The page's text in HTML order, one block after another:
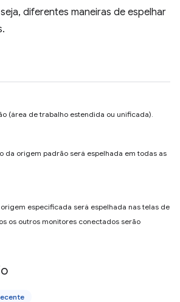
diferentes maneiras de espelhar
(área de trabalho estendida ou unificada).
da origem padrão será espelhada em todas as
especificada será espelhada nas telas de
os outros monitores conectados serão